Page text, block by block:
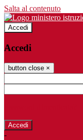
Salta al contenuto
Accedi
Accedi
button close ×
-